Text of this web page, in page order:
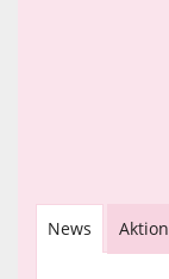
News Aktion